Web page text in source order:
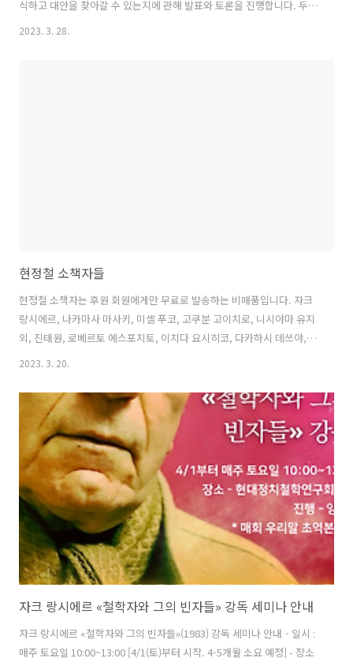
식하고 대안을 찾아갈 수 있는지에 관해 발표와 토론을 진행합니다. 두
분의 원고는 (2023년 봄호)에 수록되어 있습니다. 일시: 2023년 4월 5일
2023. 3. 28.
현정철 소책자들
현정철 소책자는 후원 회원에게만 무료로 발송하는 비매품입니다. 자크
랑시에르, 나카마사 마사키, 미셸 푸코, 고쿠분 고이치로, 니시야마 유지
외, 진태원, 로베르토 에스포지토, 이치다 요시히코, 다카하시 데쓰야, 자
크 데리다, 현대정치철학연구회, 조르조 아감벤, [현정철 회원 배포 단행
상운 옮김, , 두번째테제, 2022 자크 데리다-도요사키 고이치, 자크 랑시
에르, 미셸 푸코,
2023. 3. 20.
자크 랑시에르 «철학자와 그의 빈자들» 강독 세미나 안내
자크 랑시에르 «철학자와 그의 빈자들»(1983) 강독 세미나 안내 - 일시 :
매주 토요일 10:00~13:00 [4/1(토)부터 시작. 4-5개월 소요 예정] - 장소